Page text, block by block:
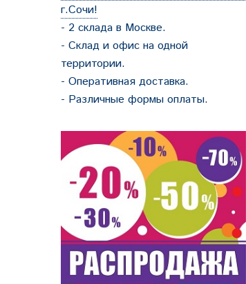
г.Сочи!
- 2 склада в Москве.
- Склад и офис на одной
территории.
- Оперативная доставка.
- Различные формы оплаты.